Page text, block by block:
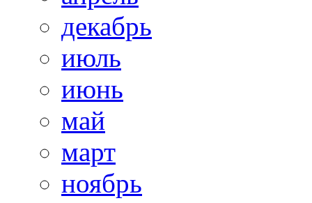
декабрь
июль
июнь
май
март
ноябрь